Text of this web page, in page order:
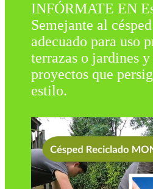
INFÓRMATE EN
Semejante al
adecuado para uso
terrazas o jardines y
proyectos que
estilo.